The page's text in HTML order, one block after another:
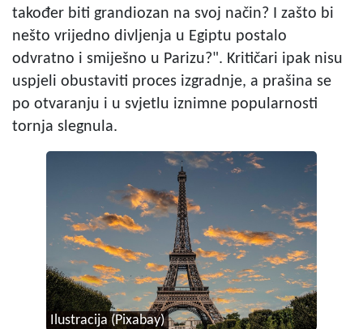
također biti grandiozan na svoj način? I zašto bi
nešto vrijedno divljenja u Egiptu postalo
odvratno i smiješno u Parizu?". Kritičari ipak nisu
uspjeli obustaviti proces izgradnje, a prašina se
po otvaranju i u svjetlu iznimne popularnosti
tornja slegnula.
Ilustracija (Pixabay)